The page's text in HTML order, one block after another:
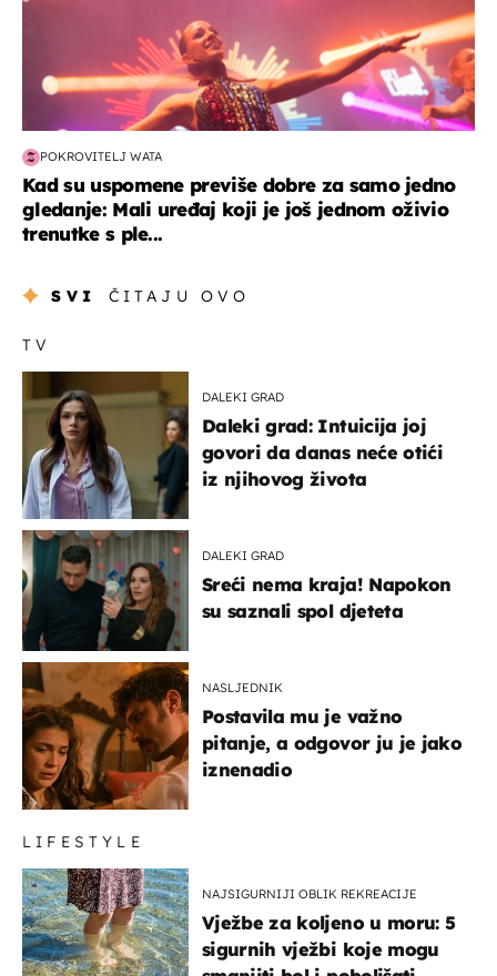
POKROVITELJ WATA
Kad su uspomene previše dobre za samo jedno
gledanje: Mali uređaj koji je još jednom oživio
trenutke s ple...
SVI ČITAJU OVO
TV
DALEKI GRAD
Daleki grad: Intuicija joj
govori da danas neće otići
iz njihovog života
DALEKI GRAD
Sreći nema kraja! Napokon
su saznali spol djeteta
NASLJEDNIK
Postavila mu je važno
pitanje, a odgovor ju je jako
iznenadio
LIFESTYLE
NAJSIGURNIJI OBLIK REKREACIJE
Vježbe za koljeno u moru: 5
sigurnih vježbi koje mogu